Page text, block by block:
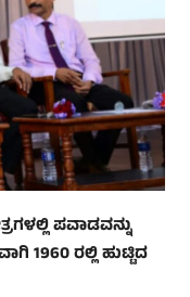
ಪವಾಡವನ್ನು
1960 ರಲ್ಲಿ ಹುಟ್ಟಿದ